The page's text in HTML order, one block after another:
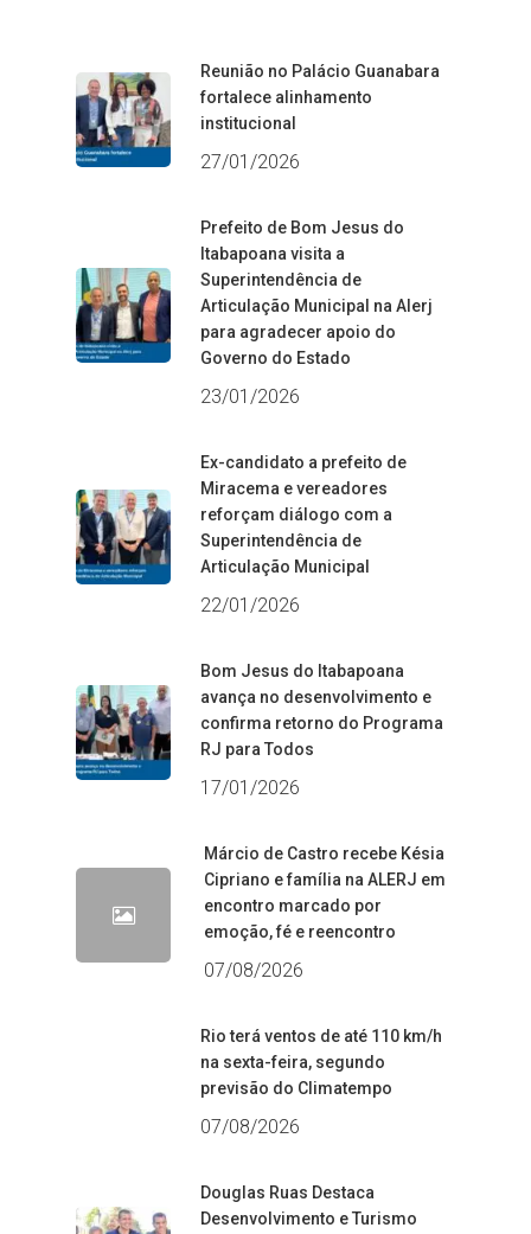
Reunião no Palácio Guanabara
fortalece alinhamento
institucional
27/01/2026
Prefeito de Bom Jesus do
Itabapoana visita a
Superintendência de
Articulação Municipal na Alerj
para agradecer apoio do
Governo do Estado
23/01/2026
Ex-candidato a prefeito de
Miracema e vereadores
reforçam diálogo com a
Superintendência de
Articulação Municipal
22/01/2026
Bom Jesus do Itabapoana
avança no desenvolvimento e
confirma retorno do Programa
RJ para Todos
17/01/2026
Márcio de Castro recebe Késia
Cipriano e família na ALERJ em
encontro marcado por
emoção, fé e reencontro
07/08/2026
Rio terá ventos de até 110 km/h
na sexta-feira, segundo
previsão do Climatempo
07/08/2026
Douglas Ruas Destaca
Desenvolvimento e Turismo